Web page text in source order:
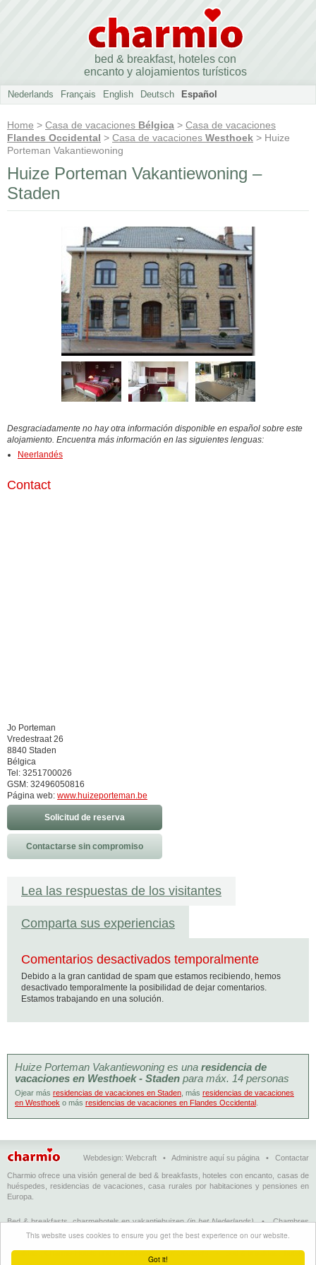
Got it!
This website uses cookies to ensure you get the best experience on our website.
bed & breakfast, hoteles con
encanto y alojamientos turísticos
Nederlands Français English Deutsch Español
Home > Casa de vacaciones Bélgica > Casa de vacaciones
Flandes Occidental > Casa de vacaciones Westhoek > Huize
Porteman Vakantiewoning
Huize Porteman Vakantiewoning –
Staden
Desgraciadamente no hay otra información disponible en español sobre este
alojamiento. Encuentra más información en las siguientes lenguas:
Neerlandés
Contact
Jo Porteman
Vredestraat 26
8840 Staden
Bélgica
Tel: 3251700026
GSM: 32496050816
Página web: www.huizeporteman.be
Solicitud de reserva
Contactarse sin compromiso
Lea las respuestas de los visitantes
Comparta sus experiencias
Comentarios desactivados temporalmente
Debido a la gran cantidad de spam que estamos recibiendo, hemos
desactivado temporalmente la posibilidad de dejar comentarios.
Estamos trabajando en una solución.
Huize Porteman Vakantiewoning es una residencia de
vacaciones en Westhoek - Staden para máx. 14 personas
Ojear más residencias de vacaciones en Staden , más residencias de vacaciones
en Westhoek o más residencias de vacaciones en Flandes Occidental
Webdesign: Webcraft • Administre aquí su página • Contactar
Charmio ofrece una visión general de bed & breakfasts, hoteles con encanto, casas de
huéspedes, residencias de vacaciones, casa rurales por habitaciones y pensiones en
Europa.
Bed & breakfasts, charmehotels en vakantiehuizen (in het Nederlands)•Chambres
d'hôtes, hôtels de charme et logements de vacances
(en français) •
breakfasts, charming hotels and holiday accommodations
Breakfast, Charme-Hotels und Ferienhäuser (auf Deutsch)•Bed & breakfast, hoteles